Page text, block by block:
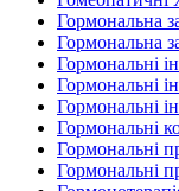
Гормональна
Гормональна
Гормональні
Гормональні
Гормональні
Гормональні
Гормональні
Гормональні